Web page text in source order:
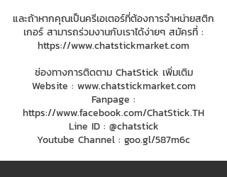
และถ้าหากคุณเป็นครีเอเตอร์ที่ต้องการจำหน่ายสติก
เกอร์ สามารถร่วมงานกับเราได้ง่ายๆ สมัครที่ :
https://www.chatstickmarket.com
ช่องทางการติดตาม ChatStick เพิ่มเติม
Website : www.chatstickmarket.com
Fanpage :
https://www.facebook.com/ChatStick.TH
Line ID : @chatstick
Youtube Channel : goo.gl/587m6c